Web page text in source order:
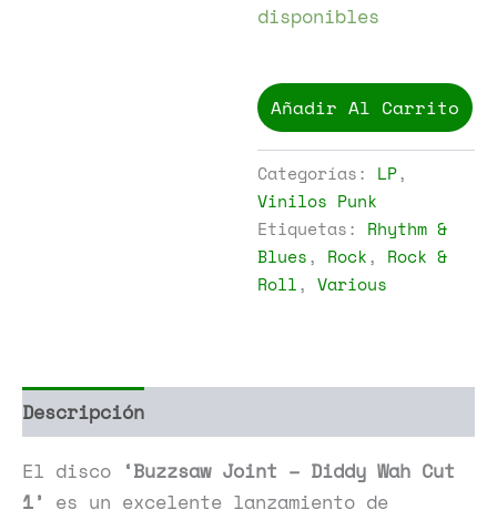
disponibles
-
Buzzsaw
-
Diddy
Wah
Cut
1
cantidad
Añadir Al Carrito
Categorías: LP,
Vinilos Punk
Etiquetas: Rhythm &
Blues, Rock, Rock &
Roll,Various
Descripción
El disco ‘Buzzsaw Joint – Diddy Wah Cut
1’ es un excelente lanzamiento de